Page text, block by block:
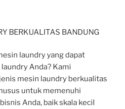
BERKUALITAS BANDUNG
laundry yang dapat
Anda? Kami
mesin laundry berkualitas
untuk memenuhi
Anda, baik skala kecil